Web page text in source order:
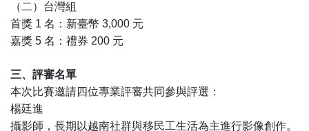
（二）台灣組
首獎 1 名：新臺幣 3,000 元
嘉獎 5 名：禮券 200 元
三、評審名單
本次比賽邀請四位專業評審共同參與評選：
楊廷進
攝影師，長期以越南社群與移民工生活為主進行影像創作。